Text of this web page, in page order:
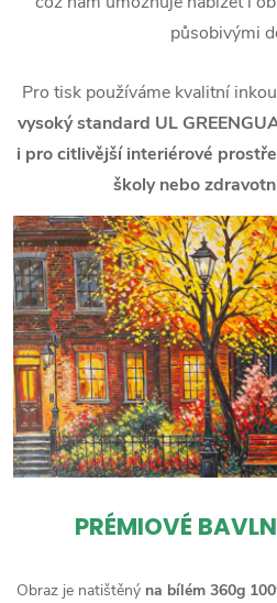
působivými
Pro tisk používáme kvalitní
vysoký standard UL
i pro citlivější interiérové
školy nebo
PRÉMIOVÉ
Obraz je natištěný na bílém 360g